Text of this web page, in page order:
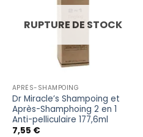
RUPTURE DE STOCK
APRÈS-SHAMPOING
Dr Miracle’s Shampoing et
Après-Shamphoing 2 en 1
Anti-pelliculaire 177,6ml
7,55 €